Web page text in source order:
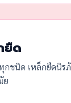
ยืด
กชนิด เหล็กยืดนิร
ย